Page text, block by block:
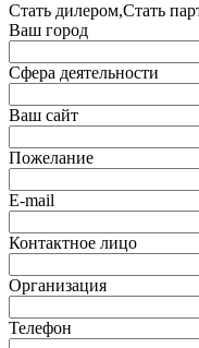
Стать дилером,Стать
Ваш город
Сфера деятельности
Ваш сайт
Пожелание
E-mail
Контактное лицо
Организация
Телефон